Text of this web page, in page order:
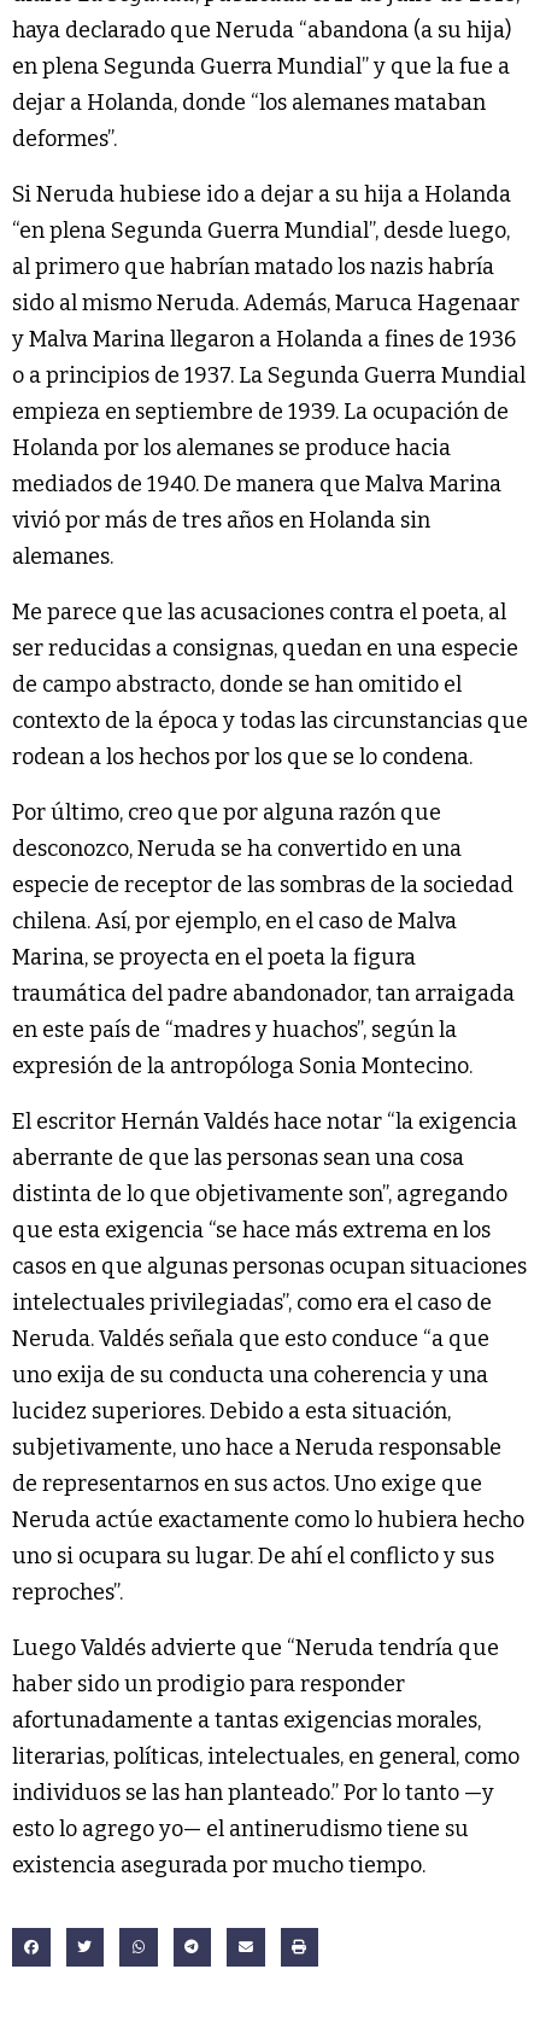
haya declarado que Neruda “abandona (a su hija)
en plena Segunda Guerra Mundial” y que la fue a
dejar a Holanda, donde “los alemanes mataban
deformes”.
Si Neruda hubiese ido a dejar a su hija a Holanda
“en plena Segunda Guerra Mundial”, desde luego,
al primero que habrían matado los nazis habría
sido al mismo Neruda. Además, Maruca Hagenaar
y Malva Marina llegaron a Holanda a fines de 1936
o a principios de 1937. La Segunda Guerra Mundial
empieza en septiembre de 1939. La ocupación de
Holanda por los alemanes se produce hacia
mediados de 1940. De manera que Malva Marina
vivió por más de tres años en Holanda sin
alemanes.
Me parece que las acusaciones contra el poeta, al
ser reducidas a consignas, quedan en una especie
de campo abstracto, donde se han omitido el
contexto de la época y todas las circunstancias que
rodean a los hechos por los que se lo condena.
Por último, creo que por alguna razón que
desconozco, Neruda se ha convertido en una
especie de receptor de las sombras de la sociedad
chilena. Así, por ejemplo, en el caso de Malva
Marina, se proyecta en el poeta la figura
traumática del padre abandonador, tan arraigada
en este país de “madres y huachos”, según la
expresión de la antropóloga Sonia Montecino.
El escritor Hernán Valdés hace notar “la exigencia
aberrante de que las personas sean una cosa
distinta de lo que objetivamente son”, agregando
que esta exigencia “se hace más extrema en los
casos en que algunas personas ocupan situaciones
intelectuales privilegiadas”, como era el caso de
Neruda. Valdés señala que esto conduce “a que
uno exija de su conducta una coherencia y una
lucidez superiores. Debido a esta situación,
subjetivamente, uno hace a Neruda responsable
de representarnos en sus actos. Uno exige que
Neruda actúe exactamente como lo hubiera hecho
uno si ocupara su lugar. De ahí el conflicto y sus
reproches”.
Luego Valdés advierte que “Neruda tendría que
haber sido un prodigio para responder
afortunadamente a tantas exigencias morales,
literarias, políticas, intelectuales, en general, como
individuos se las han planteado.” Por lo tanto —y
esto lo agrego yo— el antinerudismo tiene su
existencia asegurada por mucho tiempo.